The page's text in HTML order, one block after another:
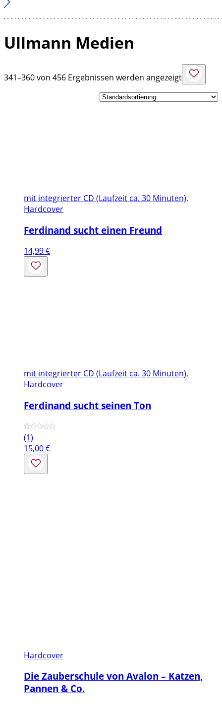
Ullmann Medien
341–360 von 456 Ergebnissen werden angezeigt
mit integrierter CD (Laufzeit ca. 30 Minuten),
Hardcover
Ferdinand sucht einen Freund
14,99€
mit integrierter CD (Laufzeit ca. 30 Minuten),
Hardcover
Ferdinand sucht seinen Ton
(1)
15,00€
Hardcover
Die Zauberschule von Avalon – Katzen,
Pannen & Co.